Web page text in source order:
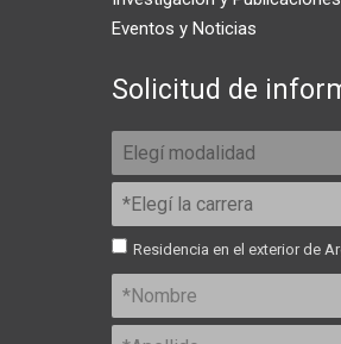
Eventos y Noticias
Solicitud de
Residencia en el exterior de